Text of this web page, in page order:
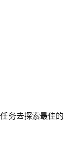
务去探索最佳的